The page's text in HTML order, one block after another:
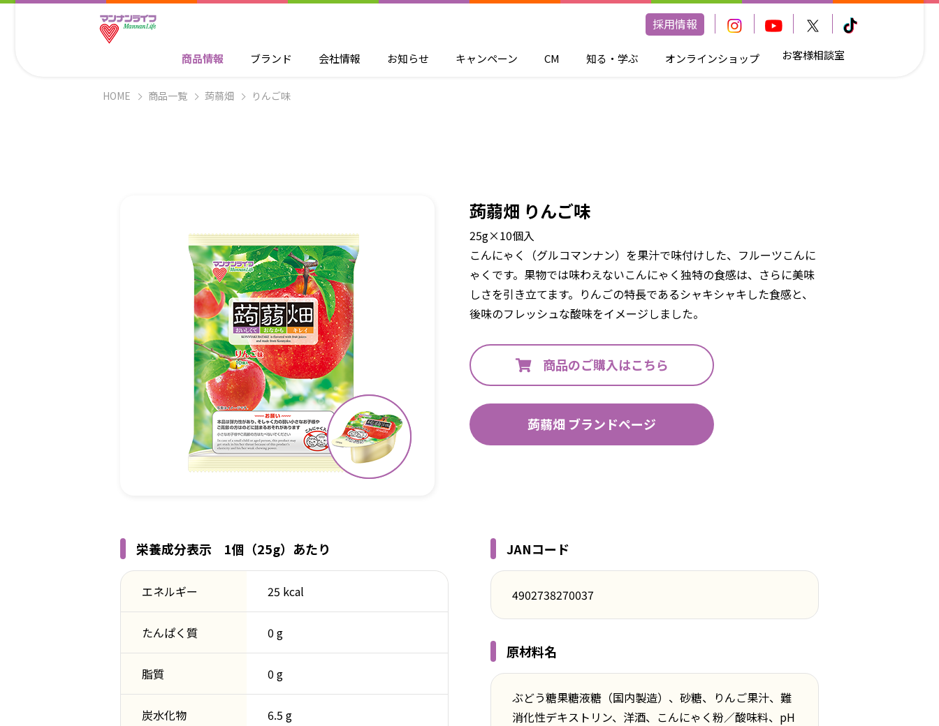
採用情報
商品情報 ブランド 会社情報 お知らせ キャンペーン CM 知る・学ぶ オンラインショップ お客様相談室
HOME 商品一覧 蒟蒻畑 りんご味
蒟蒻畑 りんご味
25g×10個入
こんにゃく（グルコマンナン）を果汁で味付けした、フルーツこんに
ゃくです。果物では味わえないこんにゃく独特の食感は、さらに美味
しさを引き立てます。りんごの特長であるシャキシャキした食感と、
後味のフレッシュな酸味をイメージしました。
商品のご購入はこちら
蒟蒻畑 ブランドページ
栄養成分表示 1個（25g）あたり
エネルギー 25 kcal
たんぱく質 0 g
脂質 0 g
炭水化物
6.5 g
JANコード
4902738270037
原材料名
ぶどう糖果糖液糖（国内製造）、砂糖、りんご果汁、難
消化性デキストリン、洋酒、こんにゃく粉／酸味料、pH